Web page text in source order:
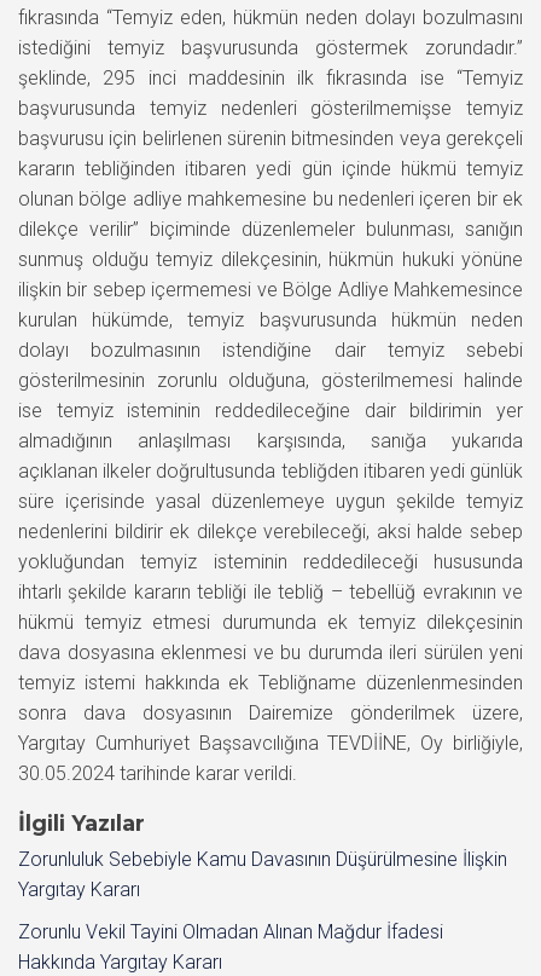
fıkrasında “Temyiz eden, hükmün neden dolayı bozulmasını
istediğini temyiz başvurusunda göstermek zorundadır.”
şeklinde, 295 inci maddesinin ilk fıkrasında ise “Temyiz
başvurusunda temyiz nedenleri gösterilmemişse temyiz
başvurusu için belirlenen sürenin bitmesinden veya gerekçeli
kararın tebliğinden itibaren yedi gün içinde hükmü temyiz
olunan bölge adliye mahkemesine bu nedenleri içeren bir ek
dilekçe verilir” biçiminde düzenlemeler bulunması, sanığın
sunmuş olduğu temyiz dilekçesinin, hükmün hukuki yönüne
ilişkin bir sebep içermemesi ve Bölge Adliye Mahkemesince
kurulan hükümde, temyiz başvurusunda hükmün neden
dolayı bozulmasının istendiğine dair temyiz sebebi
gösterilmesinin zorunlu olduğuna, gösterilmemesi halinde
ise temyiz isteminin reddedileceğine dair bildirimin yer
almadığının anlaşılması karşısında, sanığa yukarıda
açıklanan ilkeler doğrultusunda tebliğden itibaren yedi günlük
süre içerisinde yasal düzenlemeye uygun şekilde temyiz
nedenlerini bildirir ek dilekçe verebileceği, aksi halde sebep
yokluğundan temyiz isteminin reddedileceği hususunda
ihtarlı şekilde kararın tebliği ile tebliğ – tebellüğ evrakının ve
hükmü temyiz etmesi durumunda ek temyiz dilekçesinin
dava dosyasına eklenmesi ve bu durumda ileri sürülen yeni
temyiz istemi hakkında ek Tebliğname düzenlenmesinden
sonra dava dosyasının Dairemize gönderilmek üzere,
Yargıtay Cumhuriyet Başsavcılığına TEVDİİNE, Oy birliğiyle,
30.05.2024 tarihinde karar verildi.
İlgili Yazılar
Zorunluluk Sebebiyle Kamu Davasının Düşürülmesine İlişkin
Yargıtay Kararı
Zorunlu Vekil Tayini Olmadan Alınan Mağdur İfadesi
Hakkında Yargıtay Kararı